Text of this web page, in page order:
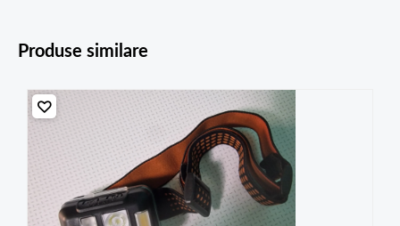
Produse similare